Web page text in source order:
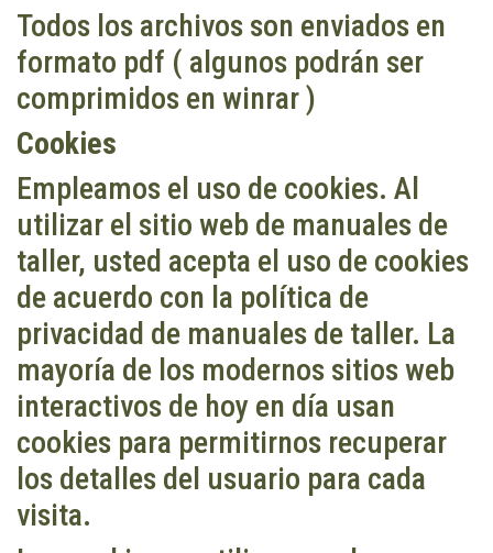
Todos los archivos son enviados en
formato pdf ( algunos podrán ser
comprimidos en winrar )
Cookies
Empleamos el uso de cookies. Al
utilizar el sitio web de manuales de
taller, usted acepta el uso de cookies
de acuerdo con la política de
privacidad de manuales de taller. La
mayoría de los modernos sitios web
interactivos de hoy en día usan
cookies para permitirnos recuperar
los detalles del usuario para cada
visita.